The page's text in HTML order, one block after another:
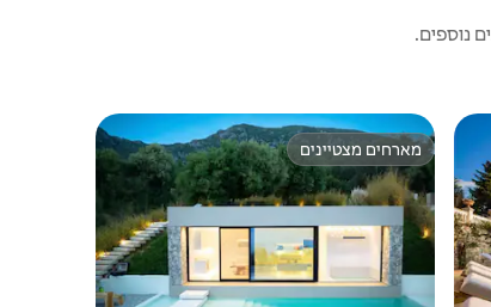
נוספים.
מארחים מצטיינים
מארחים מצטיינים